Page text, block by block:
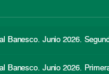
Banesco. Junio 2026.
Banesco. Junio 2026.